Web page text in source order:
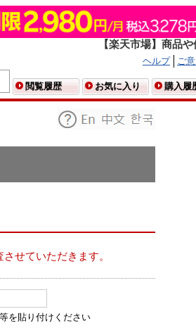
【楽天市場】商品
ヘルプ ご
閲覧履歴 お気に入り 購入履
せていただきます。
を貼り付けください